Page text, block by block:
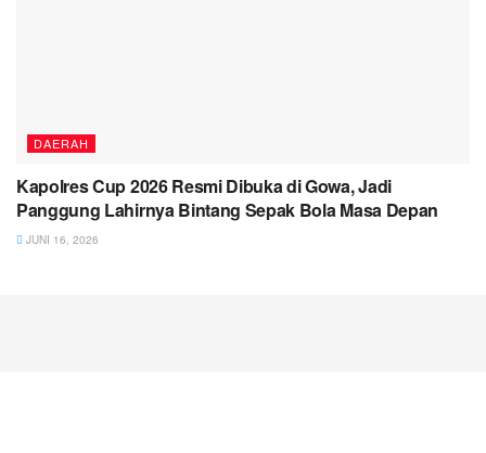
DAERAH
Kapolres Cup 2026 Resmi Dibuka di Gowa, Jadi
Panggung Lahirnya Bintang Sepak Bola Masa Depan
JUNI 16, 2026